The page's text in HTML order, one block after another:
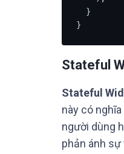
}
Stateful
Stateful
này có
người dùng
phản ánh